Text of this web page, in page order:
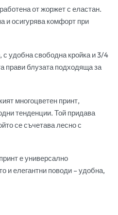
от жоржет с еластан.
и осигурява комфорт при
удобна свободна кройка и 3/4
прави блузата подходяща за
многоцветен принт,
тенденции. Той придава
се съчетава лесно с
е универсално
и елегантни поводи – удобна,